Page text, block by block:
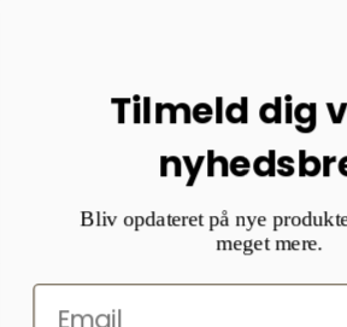
Tilmeld dig
Bliv opdateret på nye
meget mere.